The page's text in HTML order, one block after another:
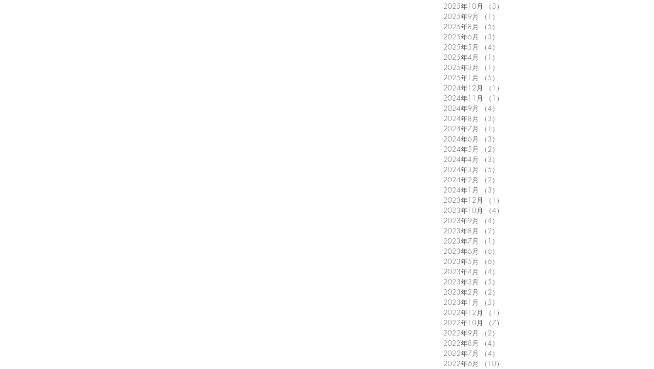
2025年10月
（3）
2025年9月
（1）
2025年8月
（5）
2025年6月
（3）
2025年5月
（4）
2025年4月
（1）
2025年3月
（1）
2025年1月
（5）
2024年12月
（1）
2024年11月
（1）
2024年9月
（4）
2024年8月
（3）
2024年7月
（1）
2024年6月
（3）
2024年5月
（2）
2024年4月
（3）
2024年3月
（5）
2024年2月
（2）
2024年1月
（3）
2023年12月
（1）
2023年10月
（4）
2023年9月
（4）
2023年8月
（2）
2023年7月
（1）
2023年6月
（6）
2023年5月
（6）
2023年4月
（4）
2023年3月
（5）
2023年2月
（2）
2023年1月
（5）
2022年12月
（1）
2022年10月
（7）
2022年9月
（2）
2022年8月
（4）
2022年7月
（4）
2022年6月
（10）